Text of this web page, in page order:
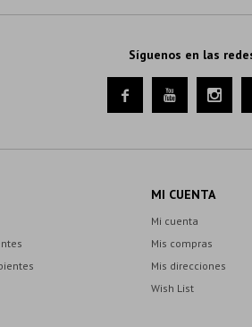
Síguenos en las
  
MI CUENTA
Mi cuenta
Mis compras
Mis direcciones
Wish List